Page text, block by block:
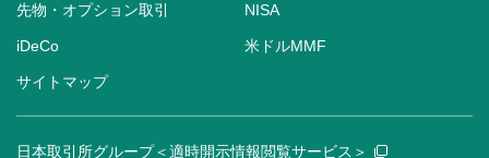
先物・オプション取引 NISA
iDeCo 米ドルMMF
サイトマップ
日本取引所グループ＜適時開示情報閲覧サービス＞